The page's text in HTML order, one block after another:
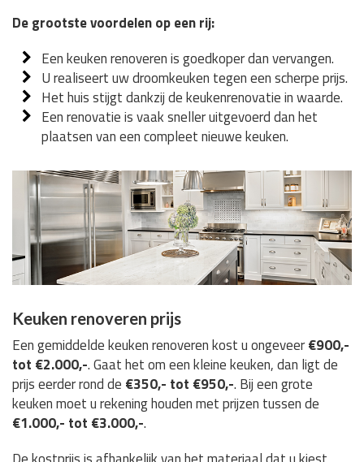
De grootste voordelen op een rij:
Een keuken renoveren is goedkoper dan vervangen.
U realiseert uw droomkeuken tegen een scherpe prijs.
Het huis stijgt dankzij de keukenrenovatie in waarde.
Een renovatie is vaak sneller uitgevoerd dan het
plaatsen van een compleet nieuwe keuken.
Keuken renoveren prijs
Een gemiddelde keuken renoveren kost u ongeveer€900,-
tot €2.000,-. Gaat het om een kleine keuken, dan ligt de
prijs eerder rond de €350,- tot €950,-. Bij een grote
keuken moet u rekening houden met prijzen tussen de
€1.000,- tot €3.000,-.